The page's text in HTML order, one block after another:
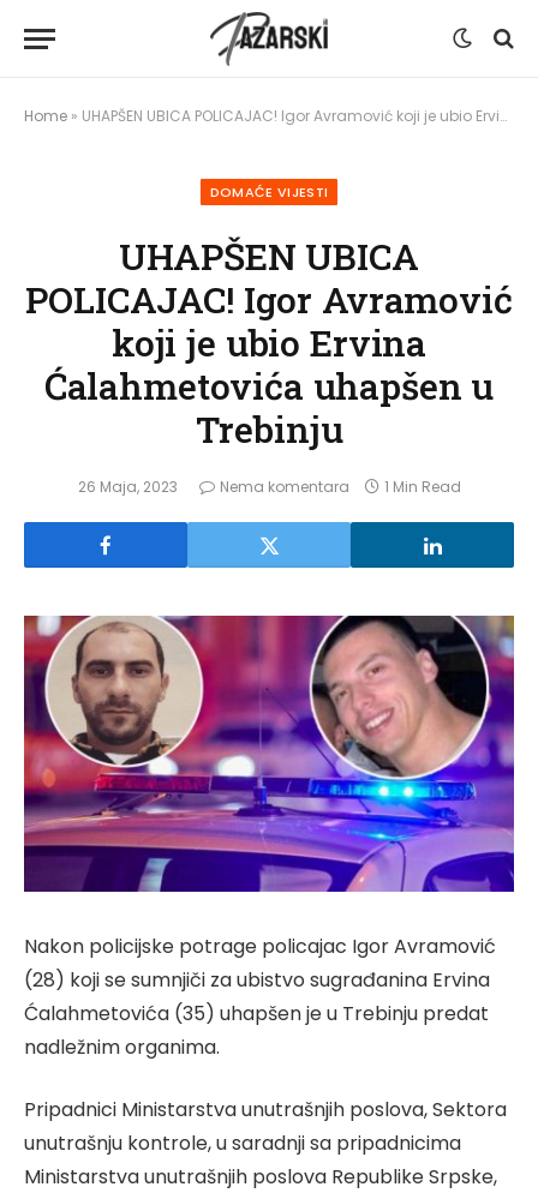
Home » UHAPŠEN UBICA POLICAJAC! Igor Avramović koji je ubio Ervina Ćalahmetovića uhapšen u Trebinju
DOMAĆE VIJESTI
UHAPŠEN UBICA
POLICAJAC! Igor Avramović
koji je ubio Ervina
Ćalahmetovića uhapšen u
Trebinju
26 Maja, 2023 Nema komentara 1 Min Read
Nakon policijske potrage policajac Igor Avramović
(28) koji se sumnjiči za ubistvo sugrađanina Ervina
Ćalahmetovića (35) uhapšen je u Trebinju predat
nadležnim organima.
Pripadnici Ministarstva unutrašnjih poslova, Sektora
unutrašnju kontrole, u saradnji sa pripadnicima
Ministarstva unutrašnjih poslova Republike Srpske,